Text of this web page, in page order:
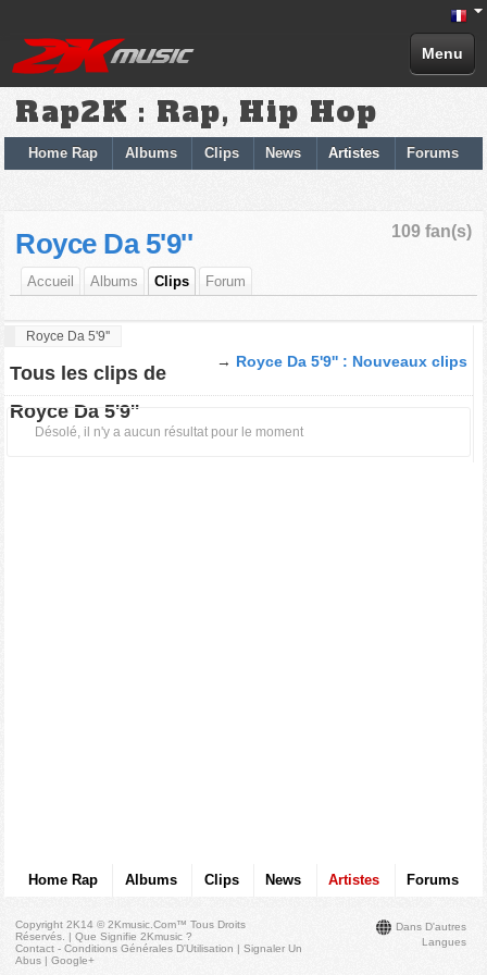
Menu
Rap2K : Rap, Hip Hop
Home Rap Albums Clips News Artistes Forums
109 fan(s)
Royce Da 5'9''
Accueil Albums Clips Forum
Royce Da 5'9''
→ Royce Da 5'9'' : Nouveaux clips
Tous les clips de
Royce Da 5'9''
Désolé, il n'y a aucun résultat pour le moment
Home Rap Albums Clips News Artistes Forums
Dans D'autres
Langues
Copyright 2K14 © 2Kmusic.com™Tous Droits
Réservés . |Que Signifie 2Kmusic ?
Contact - Conditions Générales D'Utilisation |Signaler Un
Abus |Google+